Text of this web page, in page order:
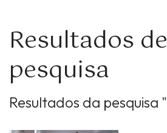
Resultados de
pesquisa
Resultados da pesquisa "